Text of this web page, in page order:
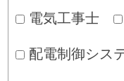
電気工事士
配電制御シス